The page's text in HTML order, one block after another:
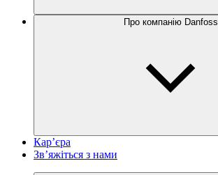
Про компанію Danfoss
Кар’єра
Зв’яжіться з нами